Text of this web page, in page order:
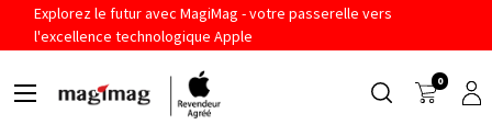
Explorez le futur avec MagiMag - votre passerelle vers
l'excellence technologique Apple
0